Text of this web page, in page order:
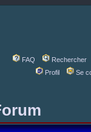
FAQ
Rechercher
Profil
Se